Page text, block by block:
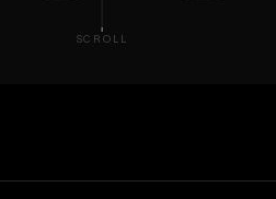
SCROLL